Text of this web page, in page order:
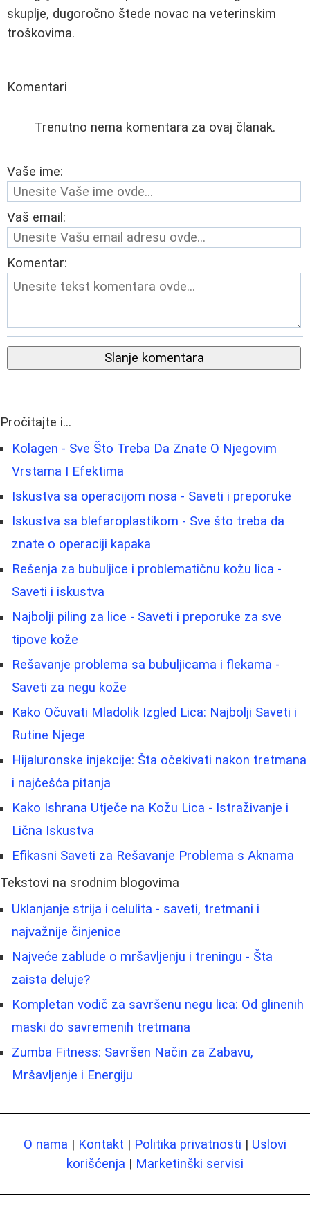
skuplje, dugoročno štede novac na veterinskim
troškovima.
Komentari
Trenutno nema komentara za ovaj članak.
Vaše ime:
Vaš email:
Komentar:
Slanje komentara
Pročitajte i...
Kolagen - Sve Što Treba Da Znate O Njegovim
Vrstama I Efektima
Iskustva sa operacijom nosa - Saveti i preporuke
Iskustva sa blefaroplastikom - Sve što treba da
znate o operaciji kapaka
Rešenja za bubuljice i problematičnu kožu lica -
Saveti i iskustva
Najbolji piling za lice - Saveti i preporuke za sve
tipove kože
Rešavanje problema sa bubuljicama i flekama -
Saveti za negu kože
Kako Očuvati Mladolik Izgled Lica: Najbolji Saveti i
Rutine Njege
Hijaluronske injekcije: Šta očekivati nakon tretmana
i najčešća pitanja
Kako Ishrana Utječe na Kožu Lica - Istraživanje i
Lična Iskustva
Efikasni Saveti za Rešavanje Problema s Aknama
Tekstovi na srodnim blogovima
Uklanjanje strija i celulita - saveti, tretmani i
najvažnije činjenice
Najveće zablude o mršavljenju i treningu - Šta
zaista deluje?
Kompletan vodič za savršenu negu lica: Od glinenih
maski do savremenih tretmana
Zumba Fitness: Savršen Način za Zabavu,
Mršavljenje i Energiju
O nama | Kontakt | Politika privatnosti | Uslovi
korišćenja | Marketinški servisi